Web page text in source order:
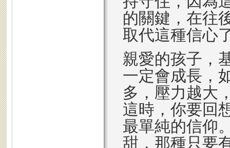
的關鍵，在往
取代這種信心
親愛的孩子，
一定會成長，
多，壓力越大
這時，你要回
最單純的信仰
甜，那種只要